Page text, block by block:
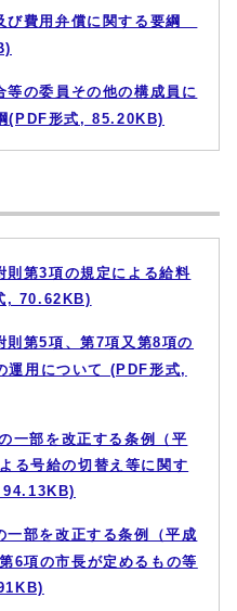
び費用弁償に関する要綱
の委員その他の構成員に
(PDF形式, 85.20KB)
則第3項の規定による給料
, 70.62KB)
則第5項、第7項又第8項の
運用について (PDF形式,
一部を改正する条例（平
る号給の切替え等に関す
94.13KB)
一部を改正する条例（平成
6項の市長が定めるもの等